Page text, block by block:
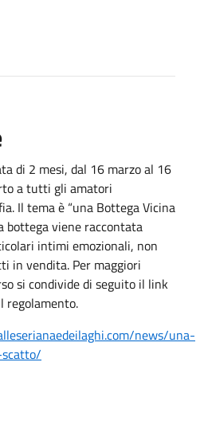
di 2 mesi, dal 16 marzo al 16
a tutti gli amatori
Il tema è “una Bottega Vicina
bottega viene raccontata
intimi emozionali, non
in vendita. Per maggiori
si condivide di seguito il link
regolamento.
news/una-